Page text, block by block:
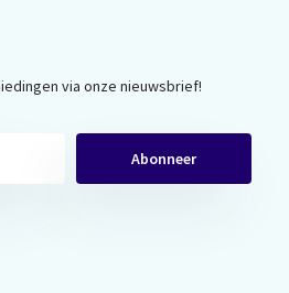
via onze nieuwsbrief!
Abonneer